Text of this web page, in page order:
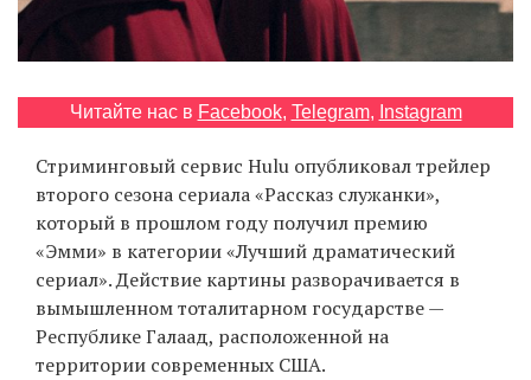
EN
UA
Читайте нас в Facebook, Telegram, Instagram
Стриминговый сервис Hulu опубликовал трейлер
второго сезона сериала «Рассказ служанки»,
который в прошлом году получил премию
«Эмми» в категории «Лучший драматический
сериал». Действие картины разворачивается в
вымышленном тоталитарном государстве —
Республике Галаад, расположенной на
территории современных США.